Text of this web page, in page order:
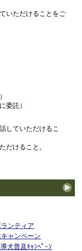
いただけることをご
委託）
していただけるこ
だけること。
ンティア
ャンペーン
犬普及ｷｬﾝﾍﾟｰﾝ